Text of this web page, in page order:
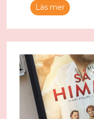
Läs mer